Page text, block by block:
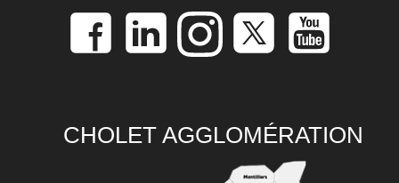
CHOLET AGGLOMÉRATION